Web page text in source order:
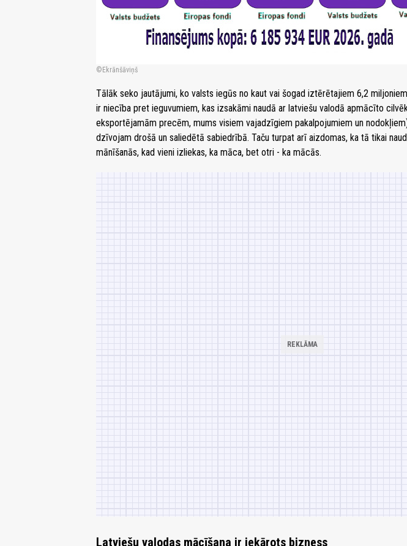
Ekrānšāviņš
Tālāk seko jautājumi, ko valsts iegūs no kaut vai šogad iztērētajiem 6,2
ir niecība pret ieguvumiem, kas izsakāmi naudā ar latviešu valodā apmācīto
eksportējamām precēm, mums visiem vajadzīgiem pakalpojumiem un
dzīvojam drošā un saliedētā sabiedrībā. Taču turpat arī aizdomas, ka tā tikai
mānīšanās, kad vieni izliekas, ka māca, bet otri - ka mācās.
Latviešu valodas mācīšana ir iekārots bizness